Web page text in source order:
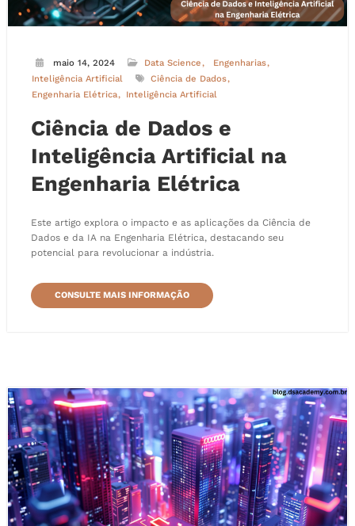
maio 14, 2024 Data Science
Engenharias
Inteligência Artificial
Ciência de Dados
Engenharia Elétrica
Inteligência Artificial
Ciência de Dados e
Inteligência Artificial na
Engenharia Elétrica
Este artigo explora o impacto e as aplicações da Ciência de
Dados e da IA na Engenharia Elétrica, destacando seu
potencial para revolucionar a indústria.
CONSULTE MAIS INFORMAÇÃO